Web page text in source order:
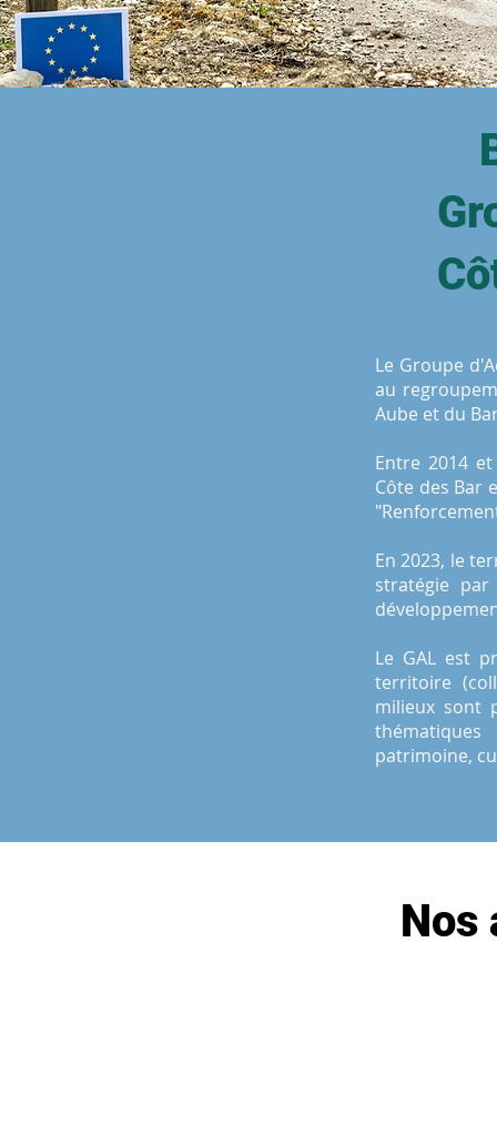
Le Groupe
au
Aube et du
Entre 2014
Côte des Bar
En 2023, le
stratégie
Le GAL est
territoire
milieux sont
patrimoine,
Nos